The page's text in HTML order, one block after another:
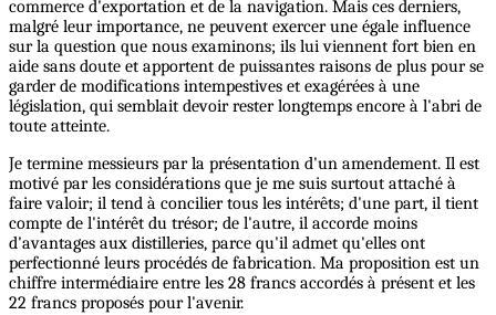
commerce d'exportation et de la navigation. Mais ces derniers,
malgré leur importance, ne peuvent exercer une égale influence
sur la question que nous examinons; ils lui viennent fort bien en
aide sans doute et apportent de puissantes raisons de plus pour se
garder de modifications intempestives et exagérées à une
législation, qui semblait devoir rester longtemps encore à l'abri de
toute atteinte.
Je termine messieurs par la présentation d'un amendement. Il est
motivé par les considérations que je me suis surtout attaché à
faire valoir; il tend à concilier tous les intérêts; d'une part, il tient
compte de l'intérêt du trésor; de l'autre, il accorde moins
d'avantages aux distilleries, parce qu'il admet qu'elles ont
perfectionné leurs procédés de fabrication. Ma proposition est un
chiffre intermédiaire entre les 28 francs accordés à présent et les
22 francs proposés pour l'avenir.